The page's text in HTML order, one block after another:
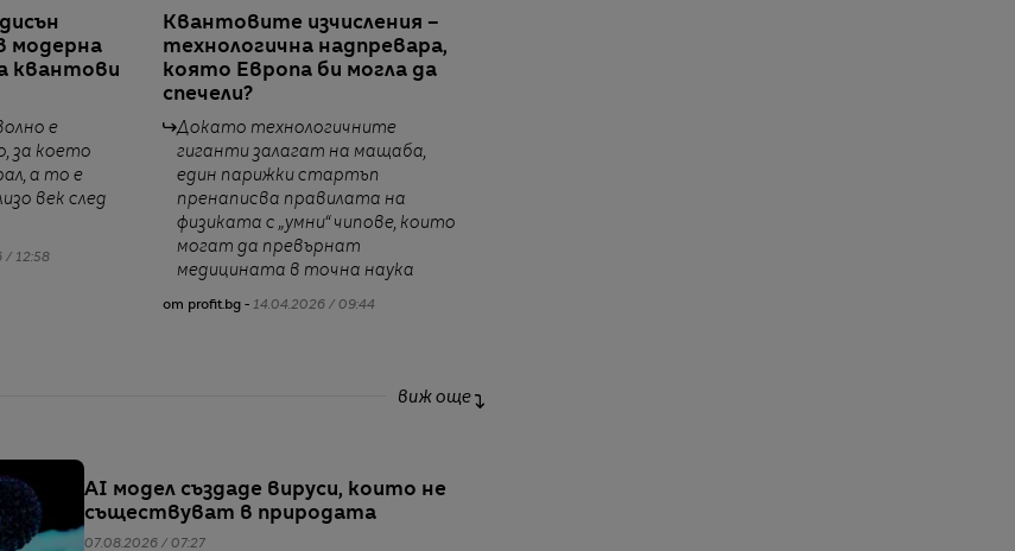
модерна
квантови
е
за което
а то е
век след
/ 12:58
Квантовите изчисления –
технологична надпревара,
която Европа би могла да
спечели?
Докато технологичните
гиганти залагат на мащаба,
един парижки стартъп
пренаписва правилата на
физиката с „умни“ чипове, които
могат да превърнат
медицината в точна наука
от profit.bg - 14.04.2026 / 09:44
виж още
AI модел създаде вируси, които не
съществуват в природата
07.08.2026 / 07:27